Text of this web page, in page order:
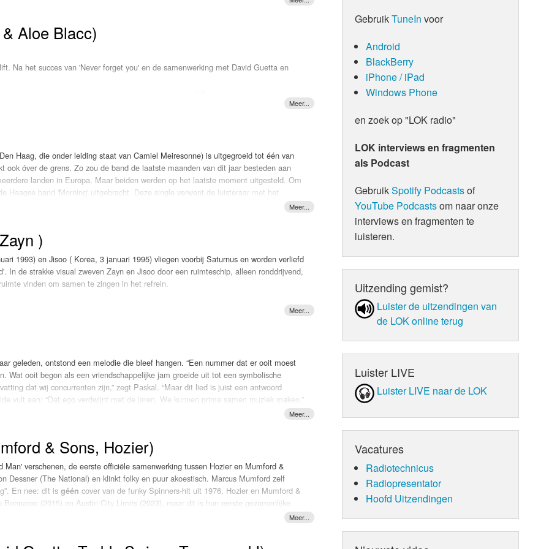
artiestennaam Mell VF, is de getalenteerde leadzangeres van de Nederlandse band
is Jacqueline Jonk, de dochter van Piet Veerman.
alone' van Mell VF en Lo van Gorp.
YhAUwwmQ13dGuypoUYSwcAXm_s
Aloe Blacc)
Na het succes van 'Never forget you' en de samenwerking met David Guetta en
nummer: 'In my World' met Aloe Blacc. Aloe Blacc
beleefde zijn vuurdoop op Parookaville, waar duidelijk werd hoe soepel Afrojack’s
warme, soulvolle stem van Blacc. 'In my World' bouwt langzaam op, trekt naar een
outro. Het resultaat is een dansplaat met crossover-potentie: festival-ready,
Haag, die onder leiding staat van Camiel Meiresonne) is uitgegroeid tot één van
ook óver de grens. Zo zou de band de laatste maanden van dit jaar besteden aan
landen in Europa. Maar beiden werden op het laatste moment uitgesteld. Om
Haagse band 'Morning' uitgebracht. Deze single verwent de luisteraar met het
)
1993) en Jisoo ( Korea, 3 januari 1995) vliegen voorbij Saturnus en worden verliefd
In de strakke visual zweven Zayn en Jisoo door een ruimteschip, alleen ronddrijvend,
vinden om samen te zingen in het refrein.
en deelt fragmenten van het nummer en de songtekst. De samenwerking vindt
geleden, ontstond een melodie die bleef hangen. “Een nummer dat er ooit moest
Wat ooit begon als een vriendschappelijke jam groeide uit tot een symbolische
dat wij concurrenten zijn,” zegt Paskal. “Maar dit lied is juist een antwoord
vult aan: “Dat ego verdwijnt met de jaren. We kunnen prima samen muziek maken.”
Racoon, bekend van het Engelse repertoire, stapte dankzij Paskal over naar
Het resultaat klinkt warm, doorleefd en oprecht. Een nummer “voor alle
Paskal. “Er zijn zelfs al wat dingen opgenomen.” Maar eerst genieten dat de single
& Sons, Hozier)
verschenen, de eerste officiële samenwerking tussen Hozier en Mumford &
Dessner (The National) en klinkt folky en puur akoestisch. Marcus Mumford zelf
En nee: dit isgééncover van de funky Spinners-hit uit 1976. Hozier en Mumford &
(2015) en Austin City Limits (2023), maar dit is hun eerste gezamenlijke
terug met hun vijfde album 'Rushmere', dat in de UK meteen op 1 binnenkwam en
GebruikTuneIn voor
Android
BlackBerry
iPhone / iPad
Windows Phone
en zoek op "LOK radio"
LOK interviews en fragmenten
als Podcast
GebruikSpotify Podcastsof
YouTube Podcastsom naar onze
interviews en fragmenten te
luisteren.
Uitzending gemist?
Luister de uit­zen­din­gen van
de LOK online terug
Luister LIVE
Luister LIVE naar de LOK
Vacatures
Radiotechnicus
Radiopresentator
Hoofd Uitzendingen